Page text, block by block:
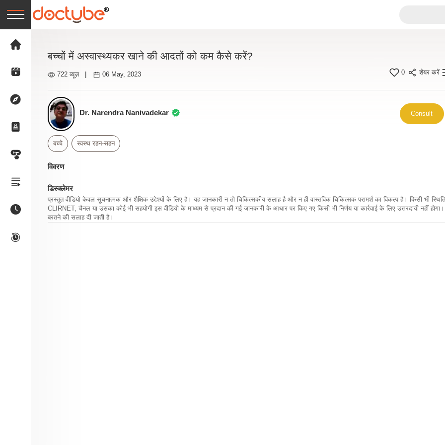
बच्चों में अस्वास्थ्यकर खाने की आदतों को कम कैसे करें?
722 व्यूज़ 06 May, 2023 0 शेयर करें
Dr. Narendra Nanivadekar Consult
बच्चे स्वस्थ रहन-सहन
विवरण
डिस्क्लेमर
प्रस्तुत वीडियो केवल सूचनात्मक और शैक्षिक उद्देश्यों के लिए है। यह जानकारी न तो चिकित्सकीय सलाह है और न ही वास्तविक चिकित्सक परामर्श का विकल्प है। किसी भी
CLIRNET, चैनल या उसका कोई भी सहयोगी इस वीडियो के माध्यम से प्रदान की गई जानकारी के आधार पर किए गए किसी भी निर्णय या कार्रवाई के लिए उत्तरदायी नहीं होगा।
बरतने की सलाह दी जाती है।